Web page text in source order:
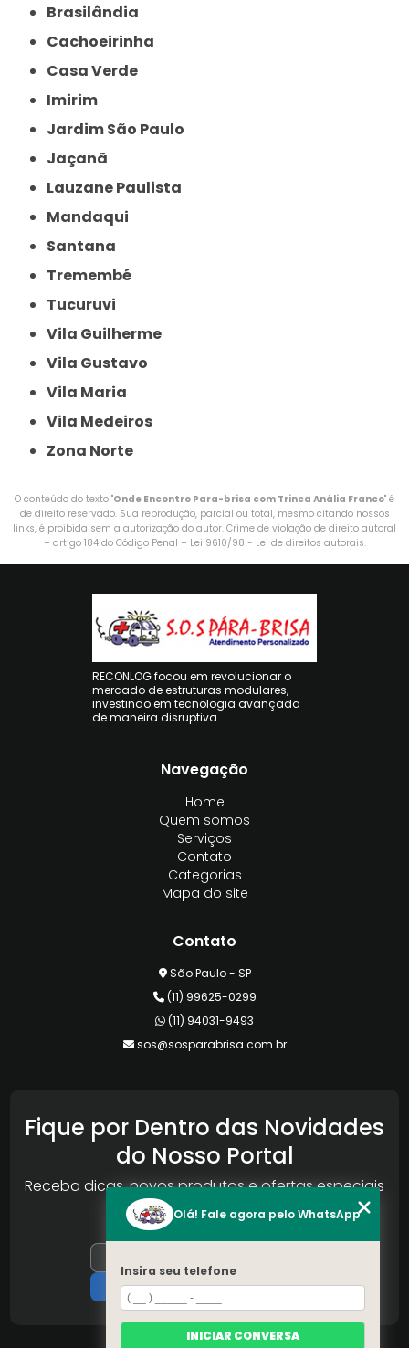
Brasilândia
Cachoeirinha
Casa Verde
Imirim
Jardim São Paulo
Jaçanã
Lauzane Paulista
Mandaqui
Santana
Tremembé
Tucuruvi
Vila Guilherme
Vila Gustavo
Vila Maria
Vila Medeiros
Zona Norte
O conteúdo do texto "Onde Encontro Para-brisa com Trinca Anália Franco" é
de direito reservado. Sua reprodução, parcial ou total, mesmo citando nossos
links, é proibida sem a autorização do autor. Crime de violação de direito autoral
– artigo 184 do Código Penal – Lei 9610/98 - Lei de direitos autorais.
RECONLOG focou em revolucionar o
mercado de estruturas modulares,
investindo em tecnologia avançada
de maneira disruptiva.
Navegação
Home
Quem somos
Serviços
Contato
Categorias
Mapa do site
Contato
São Paulo - SP
(11) 99625-0299
(11) 94031-9493
sos@sosparabrisa.com.br
Fique por Dentro das Novidades
do Nosso Portal
Receba dicas, novos produtos e ofertas especiais
da Reconlog
Olá! Fale agora pelo WhatsApp
Insira seu telefone
INICIAR CONVERSA